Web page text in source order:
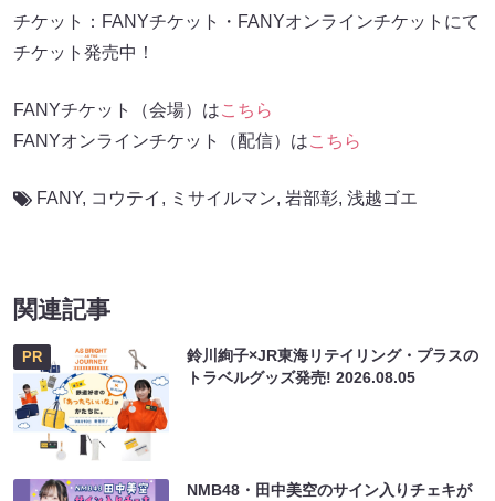
チケット：FANYチケット・FANYオンラインチケットにて
チケット発売中！
FANYチケット（会場）はこちら
FANYオンラインチケット（配信）はこちら
FANY, コウテイ , ミサイルマン, 岩部彰, 浅越ゴエ
関連記事
PR
鈴川絢子×JR東海リテイリング・プラスの
トラベルグッズ発売!2026.08.05
NMB48・田中美空のサイン入りチェキが